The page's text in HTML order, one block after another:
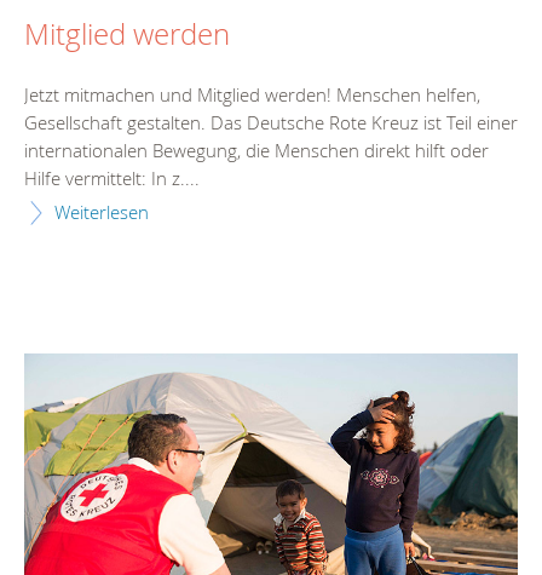
Mitglied werden
Jetzt mitmachen und Mitglied werden! Menschen helfen,
Gesellschaft gestalten. Das Deutsche Rote Kreuz ist Teil einer
internationalen Bewegung, die Menschen direkt hilft oder
Hilfe vermittelt: In z....
Weiterlesen